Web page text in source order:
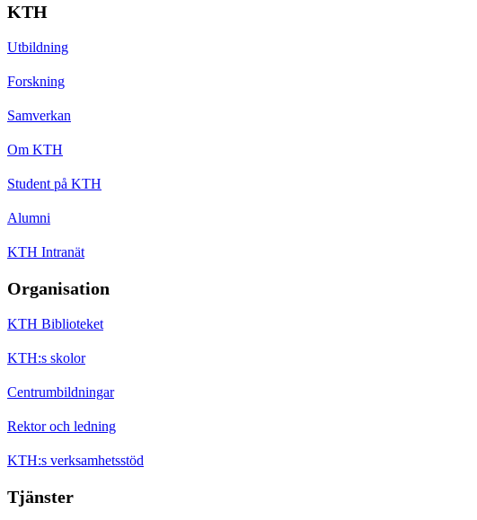
KTH
Utbildning
Forskning
Samverkan
Om KTH
Student på KTH
Alumni
KTH Intranät
Organisation
KTH Biblioteket
KTH:s skolor
Centrumbildningar
Rektor och ledning
KTH:s verksamhetsstöd
Tjänster